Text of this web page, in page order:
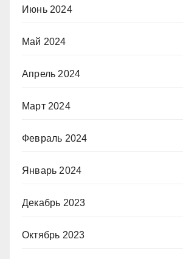
Июнь 2024
Май 2024
Апрель 2024
Март 2024
Февраль 2024
Январь 2024
Декабрь 2023
Октябрь 2023